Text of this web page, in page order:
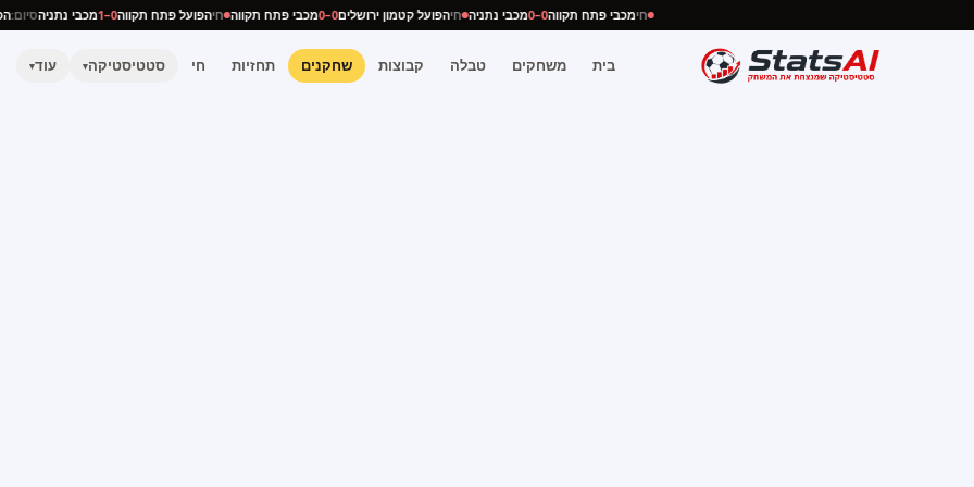
חימכבי פתח תקווה0–0 מכבי נתניה חיהפועל קטמון ירושלים0–0 מכבי פתח תקווה חיהפועל פתח תקווה0–1 מכבי נתניה
בית משחקים טבלה קבוצות שחקנים תחזיות חי סטטיסטיקה▾ עוד▾